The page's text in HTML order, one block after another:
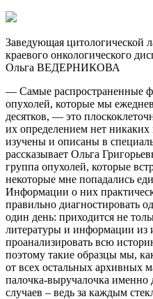
Заведующая цитологической
краевого онкологического
Ольга ВЕДЕРНИКОВА
— Самые распространенные
опухолей, которые мы
десятков, — это
их определением нет
изучены и описаны в
рассказывает Ольга
группа опухолей, которые
некоторые мне попадались
Информации о них
правильно диагностировать
один день: приходится не
литературы и информации из
проанализировать всю
поэтому такие образцы мы,
от всех остальных архивных
палочка-выручалочка
случаев – ведь за каждым